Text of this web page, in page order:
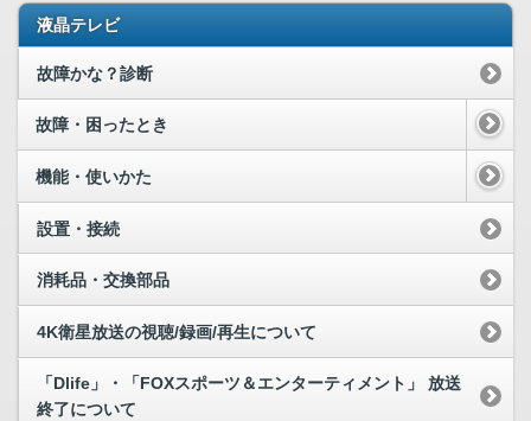
液晶テレビ
故障かな？診断
故障・困ったとき
機能・使いかた
設置・接続
消耗品・交換部品
4K衛星放送の視聴/録画/再生について
「Dlife」・「FOXスポーツ＆エンターティメント」 放送
終了について